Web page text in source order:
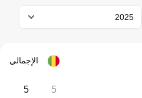
2025
الإجمالي
5
5